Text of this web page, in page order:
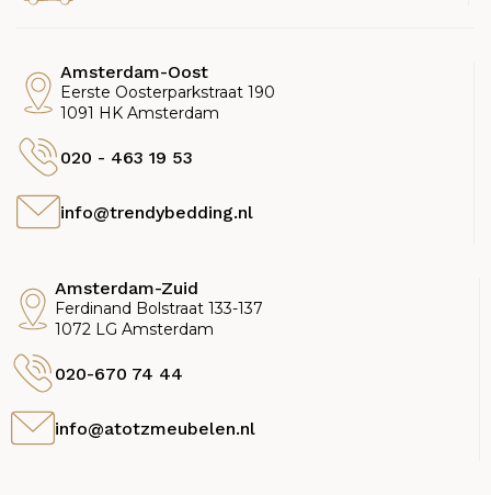
Amsterdam-Zuid
Ferdinand Bolstraat 133-137
1072 LG Amsterdam
020-670 74 44
info@atotzmeubelen.nl
Amsterdam-Oost
Eerste Oosterparkstraat 190
1091 HK Amsterdam
020 - 463 19 53
info@trendybedding.nl